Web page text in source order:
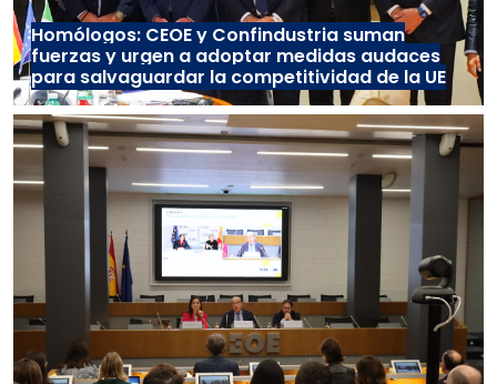
Homólogos: CEOE y Confindustria suman
fuerzas y urgen a adoptar medidas audaces
para salvaguardar la competitividad de la UE